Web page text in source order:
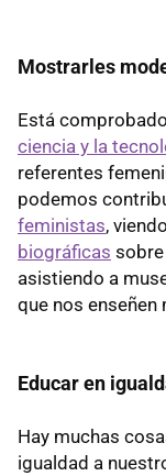
Mostrarles
Está
ciencia y la
referentes
podemos
feministas,
biográficas sobre
asistiendo a
que nos
Educar en
Hay muchas
igualdad a